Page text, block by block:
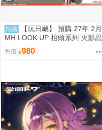
預購
【玩日藏】 預購 27年 2月
MH LOOK UP 抬頭系列 火影忍
者疾風傳 自來也 抬頭公仔 代理
版
售價 980